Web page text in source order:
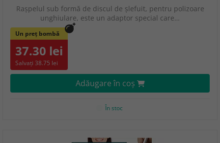
Rașpelul sub formă de discul de șlefuit, pentru polizoare
unghiulare, este un adaptor special care…
Un preț bombă
37.30 lei
Salvați 38.75 lei
Adăugare în coş
În stoc